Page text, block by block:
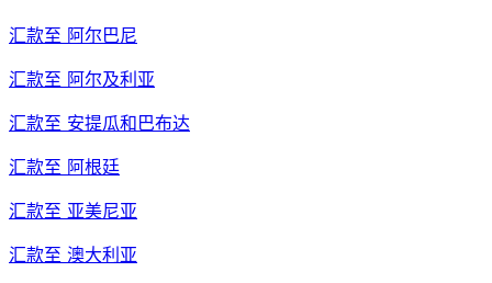
汇款至 阿尔巴尼
汇款至 阿尔及利亚
汇款至 安提瓜和巴布达
汇款至 阿根廷
汇款至 亚美尼亚
汇款至 澳大利亚